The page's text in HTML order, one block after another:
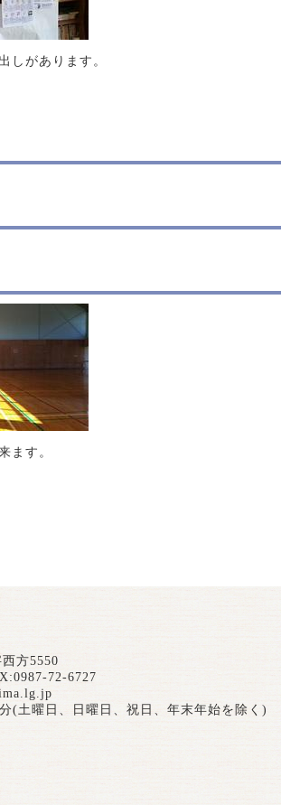
しがあります。
ます。
方5550
72-6727
(土曜日、日曜日、祝日、年末年始を除く)